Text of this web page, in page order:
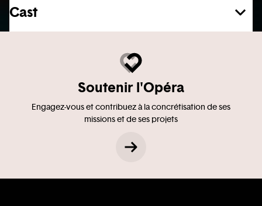
Cast
Soutenir l'Opéra
Engagez-vous et contribuez à la concrétisation de ses
missions et de ses projets